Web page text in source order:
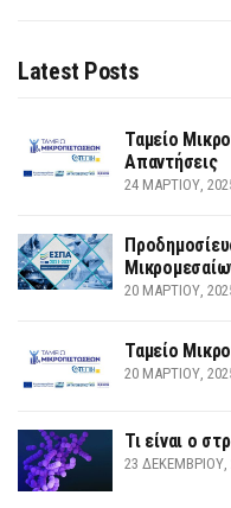
Latest Posts
Ταμείο
Απαντήσεις
24 ΜΑΡΤΊΟΥ,
20 ΜΑΡΤΊΟΥ,
Ταμείο
20 ΜΑΡΤΊΟΥ,
Τι είναι ο
23 ΔΕΚΕΜΒΡΊΟΥ,